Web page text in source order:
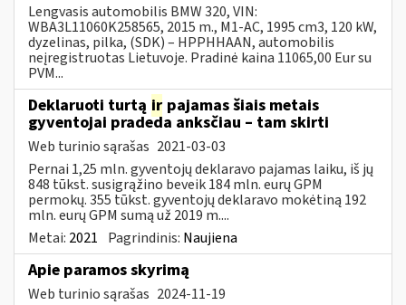
Lengvasis automobilis BMW 320, VIN:
WBA3L11060K258565, 2015 m., M1-AC, 1995 cm3, 120 kW,
dyzelinas, pilka, (SDK) – HPPHHAAN, automobilis
neįregistruotas Lietuvoje. Pradinė kaina 11065,00 Eur su
PVM...
Deklaruoti turtą ir pajamas šiais metais
gyventojai pradeda anksčiau – tam skirti
Web turinio sąrašas 2021-03-03
Pernai 1,25 mln. gyventojų deklaravo pajamas laiku, iš jų
848 tūkst. susigrąžino beveik 184 mln. eurų GPM
permokų. 355 tūkst. gyventojų deklaravo mokėtiną 192
mln. eurų GPM sumą už 2019 m....
Metai: 2021 Pagrindinis: Naujiena
Apie paramos skyrimą
Web turinio sąrašas 2024-11-19